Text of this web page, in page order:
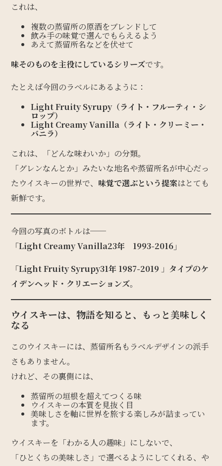
これは、
複数の蒸留所の原酒をブレンドして
飲み手の味覚で選んでもらえるよう
あえて蒸留所名などを伏せて
味そのものを主役にしているシリーズです。
たとえば今回のラベルにあるように：
Light Fruity Syrupy（ライト・フルーティ・シ
ロップ）
Light Creamy Vanilla（ライト・クリーミー・
バニラ）
これは、「どんな味わいか」の分類。
「グレンなんとか」みたいな地名や蒸留所名が中心だっ
たウイスキーの世界で、 味覚で選ぶという提案はとても
新鮮です。
今回の写真のボトルは──
「Light Creamy Vanilla23年 1993-2016」
「Light Fruity Syrupy31年 1987-2019 」 タイプのケ
イデンヘッド・クリエーションズ。
ウイスキーは、物語を知ると、もっと美味しく
なる
このウイスキーには、蒸留所名もラベルデザインの派手
さもありません。
けれど、その裏側には、
蒸留所の垣根を超えてつくる味
ウイスキーの本質を見抜く目
美味しさを軸に世界を旅する楽しみが詰まってい
ます。
ウイスキーを「わかる人の趣味」にしないで、
「ひとくちの美味しさ」で選べるようにしてくれる、や